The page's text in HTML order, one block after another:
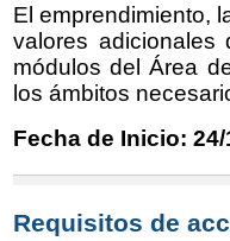
El emprendimiento,
valores
módulos del Área
los ámbitos
Fecha de Inicio: 24/
Requisitos de